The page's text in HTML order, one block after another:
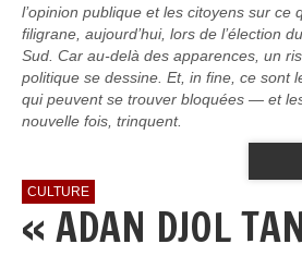
l’opinion publique et les citoyens sur ce
filigrane, aujourd’hui, lors de l’élection
Sud. Car au-delà des apparences, un
politique se dessine. Et, in fine, ce sont
qui peuvent se trouver bloquées — et
nouvelle fois, trinquent.
CULTURE
« ADAN DJOL